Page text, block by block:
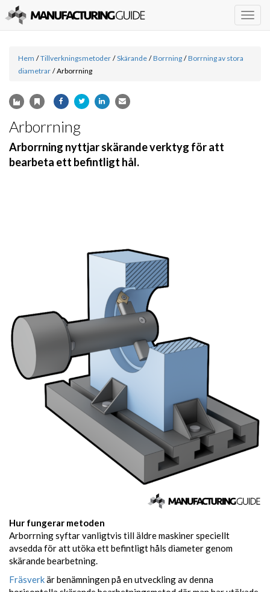
Hem / Tillverkningsmetoder / Skärande / Borrning / Borrning av stora
diametrar / Arborrning
Arborrning
Arborrning nyttjar skärande verktyg för att
bearbeta ett befintligt hål.
Hur fungerar metoden
Arborrning syftar vanligtvis till äldre maskiner speciellt
avsedda för att utöka ett befintligt håls diameter genom
skärande bearbetning.
Fräsverkär benämningen på en utveckling av denna